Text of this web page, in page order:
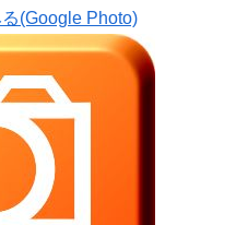
(Google Photo)